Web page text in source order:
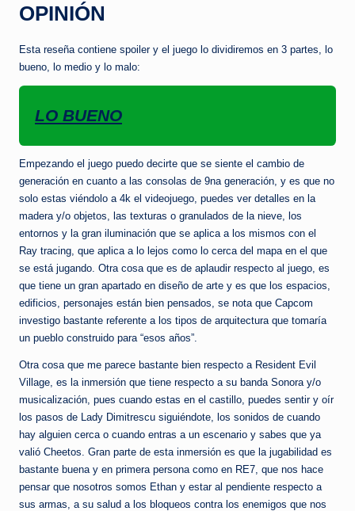
OPINIÓN
Esta reseña contiene spoiler y el juego lo dividiremos en 3 partes, lo
bueno, lo medio y lo malo:
LO BUENO
Empezando el juego puedo decirte que se siente el cambio de
generación en cuanto a las consolas de 9na generación, y es que no
solo estas viéndolo a 4k el videojuego, puedes ver detalles en la
madera y/o objetos, las texturas o granulados de la nieve, los
entornos y la gran iluminación que se aplica a los mismos con el
Ray tracing, que aplica a lo lejos como lo cerca del mapa en el que
se está jugando. Otra cosa que es de aplaudir respecto al juego, es
que tiene un gran apartado en diseño de arte y es que los espacios,
edificios, personajes están bien pensados, se nota que Capcom
investigo bastante referente a los tipos de arquitectura que tomaría
un pueblo construido para “esos años”.
Otra cosa que me parece bastante bien respecto a Resident Evil
Village, es la inmersión que tiene respecto a su banda Sonora y/o
musicalización, pues cuando estas en el castillo, puedes sentir y oír
los pasos de Lady Dimitrescu siguiéndote, los sonidos de cuando
hay alguien cerca o cuando entras a un escenario y sabes que ya
valió Cheetos. Gran parte de esta inmersión es que la jugabilidad es
bastante buena y en primera persona como en RE7, que nos hace
pensar que nosotros somos Ethan y estar al pendiente respecto a
sus armas, a su salud a los bloqueos contra los enemigos que nos